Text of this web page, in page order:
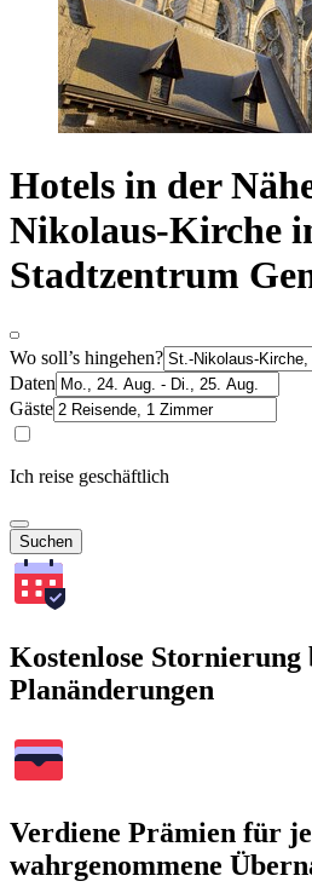
Hotels in der
Nikolaus-Kirche
Stadtzentrum
Wo soll’s hingehen?
Daten
Gäste
Ich reise geschäftlich
Suchen
Kostenlose Stornierung
Planänderungen
Verdiene Prämien für
wahrgenommene